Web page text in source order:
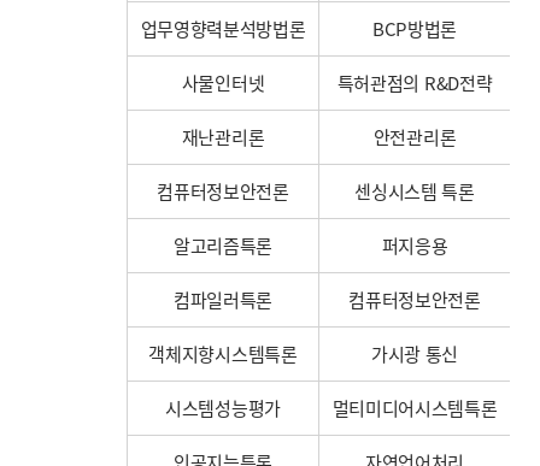
업무영향력분석방법론 BCP방법론
사물인터넷 특허관점의 R&D전략
재난관리론 안전관리론
컴퓨터정보안전론 센싱시스템 특론
알고리즘특론 퍼지응용
컴파일러특론 컴퓨터정보안전론
객체지향시스템특론 가시광 통신
시스템성능평가 멀티미디어시스템특론